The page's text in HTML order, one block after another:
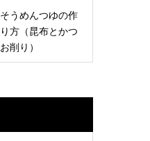
そうめんつゆの作
り方（昆布とかつ
お削り）